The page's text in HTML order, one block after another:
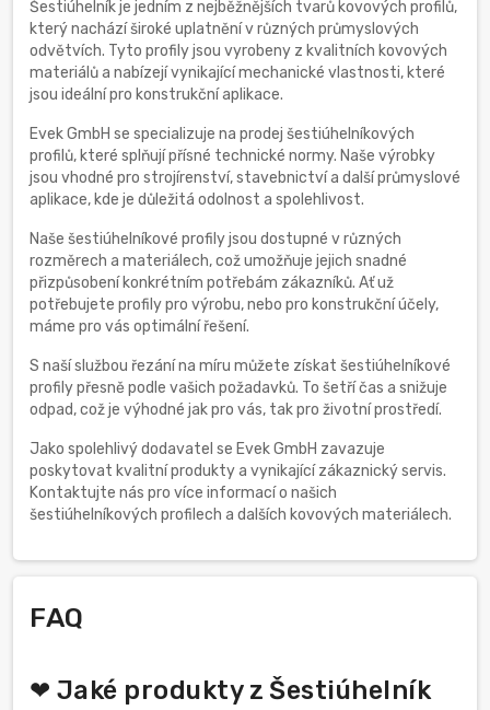
Šestiúhelník je jedním z nejběžnějších tvarů kovových profilů,
který nachází široké uplatnění v různých průmyslových
odvětvích. Tyto profily jsou vyrobeny z kvalitních kovových
materiálů a nabízejí vynikající mechanické vlastnosti, které
jsou ideální pro konstrukční aplikace.
Evek GmbH se specializuje na prodej šestiúhelníkových
profilů, které splňují přísné technické normy. Naše výrobky
jsou vhodné pro strojírenství, stavebnictví a další průmyslové
aplikace, kde je důležitá odolnost a spolehlivost.
Naše šestiúhelníkové profily jsou dostupné v různých
rozměrech a materiálech, což umožňuje jejich snadné
přizpůsobení konkrétním potřebám zákazníků. Ať už
potřebujete profily pro výrobu, nebo pro konstrukční účely,
máme pro vás optimální řešení.
S naší službou řezání na míru můžete získat šestiúhelníkové
profily přesně podle vašich požadavků. To šetří čas a snižuje
odpad, což je výhodné jak pro vás, tak pro životní prostředí.
Jako spolehlivý dodavatel se Evek GmbH zavazuje
poskytovat kvalitní produkty a vynikající zákaznický servis.
Kontaktujte nás pro více informací o našich
šestiúhelníkových profilech a dalších kovových materiálech.
FAQ
❤ Jaké produkty z Šestiúhelník